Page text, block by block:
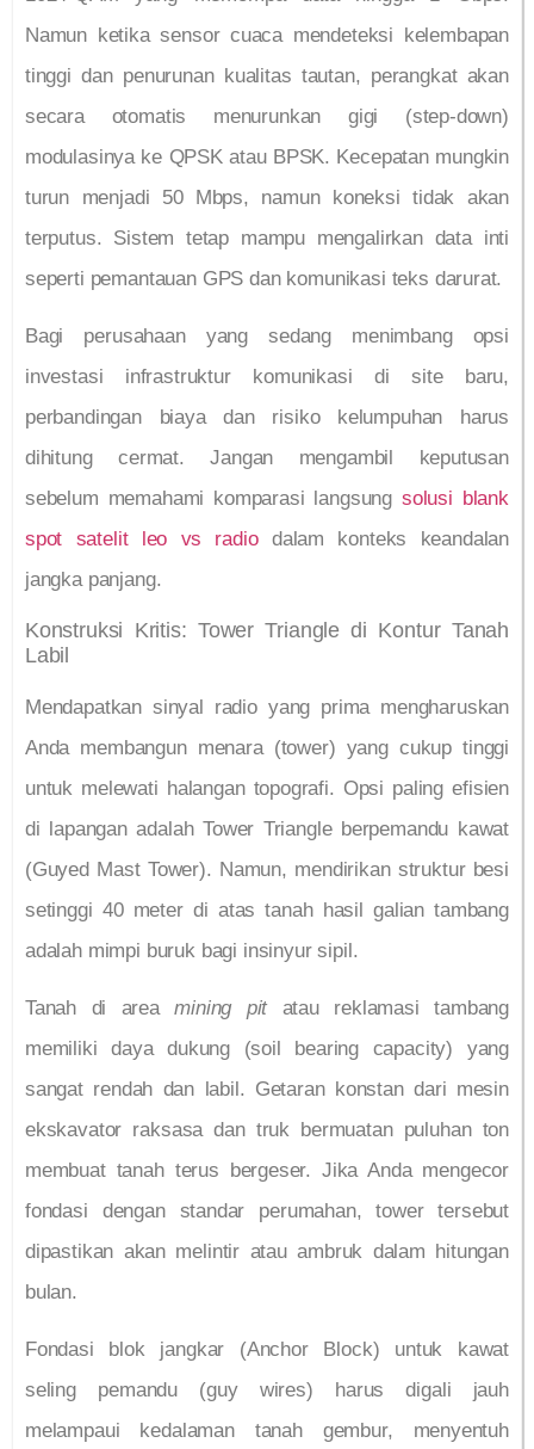
Namun ketika sensor cuaca mendeteksi kelembapan
tinggi dan penurunan kualitas tautan, perangkat akan
secara otomatis menurunkan gigi (step-down)
modulasinya ke QPSK atau BPSK. Kecepatan mungkin
turun menjadi 50 Mbps, namun koneksi tidak akan
terputus. Sistem tetap mampu mengalirkan data inti
seperti pemantauan GPS dan komunikasi teks darurat.
Bagi perusahaan yang sedang menimbang opsi
investasi infrastruktur komunikasi di site baru,
perbandingan biaya dan risiko kelumpuhan harus
dihitung cermat. Jangan mengambil keputusan
sebelum memahami komparasi langsung solusi blank
spot satelit leo vs radiodalam konteks keandalan
jangka panjang.
Konstruksi Kritis: Tower Triangle di Kontur Tanah
Labil
Mendapatkan sinyal radio yang prima mengharuskan
Anda membangun menara (tower) yang cukup tinggi
untuk melewati halangan topografi. Opsi paling efisien
di lapangan adalah Tower Triangle berpemandu kawat
(Guyed Mast Tower). Namun, mendirikan struktur besi
setinggi 40 meter di atas tanah hasil galian tambang
adalah mimpi buruk bagi insinyur sipil.
Tanah di areamining pitatau reklamasi tambang
memiliki daya dukung (soil bearing capacity) yang
sangat rendah dan labil. Getaran konstan dari mesin
ekskavator raksasa dan truk bermuatan puluhan ton
membuat tanah terus bergeser. Jika Anda mengecor
fondasi dengan standar perumahan, tower tersebut
dipastikan akan melintir atau ambruk dalam hitungan
bulan.
Fondasi blok jangkar (Anchor Block) untuk kawat
seling pemandu (guy wires) harus digali jauh
melampaui kedalaman tanah gembur, menyentuh